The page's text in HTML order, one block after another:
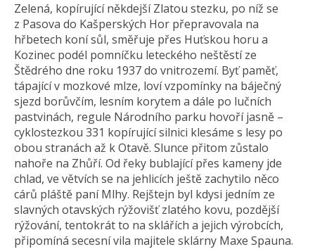
Zelená, kopírující někdejší Zlatou stezku, po níž se
z Pasova do Kašperských Hor přepravovala na
hřbetech koní sůl, směřuje přes Huťskou horu a
Kozinec podél pomníčku leteckého neštěstí ze
Štědrého dne roku 1937 do vnitrozemí. Byť paměť,
tápající v mozkové mlze, loví vzpomínky na báječný
sjezd borůvčím, lesním korytem a dále po lučních
pastvinách, regule Národního parku hovoří jasně –
cyklostezkou 331 kopírující silnici klesáme s lesy po
obou stranách až k Otavě. Slunce přitom zůstalo
nahoře na Zhůří. Od řeky bublající přes kameny jde
chlad, ve větvích se na jehlicích ještě zachytilo něco
cárů pláště paní Mlhy. Rejštejn byl kdysi jedním ze
slavných otavských rýžovišť zlatého kovu, pozdější
rýžování, tentokrát to na sklářích a jejich výrobcích,
připomíná secesní vila majitele sklárny Maxe Spauna.